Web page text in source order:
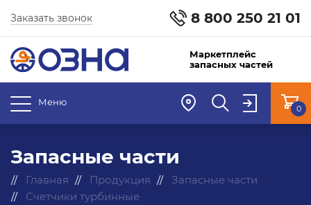
8 800 250 21 01
Заказать звонок
Маркетплейс
запасных частей
Меню
0
Запасные части
Главная Продукция
Запасные части
Счетчики турбинные